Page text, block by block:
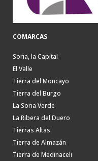
COMARCAS
Soria, la Capital
El Valle
Tierra del Moncayo
Tierra del Burgo
La Soria Verde
La Ribera del Duero
Tierras Altas
Tierra de Almazán
Tierra de Medinaceli